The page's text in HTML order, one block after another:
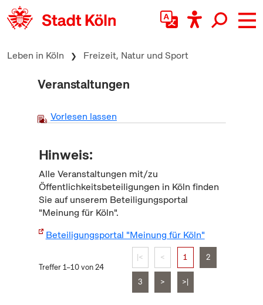
zum Inhalt springen
Leben in Köln Freizeit, Natur und Sport
Veranstaltungen
Vorlesen lassen
Hinweis:
Alle Veranstaltungen mit/zu
Öffentlichkeitsbeteiligungen in Köln finden
Sie auf unserem Beteiligungsportal
"Meinung für Köln".
Beteiligungsportal "Meinung für Köln"
Treffer 1–10 von 24
|< < 1 2
3 > >|